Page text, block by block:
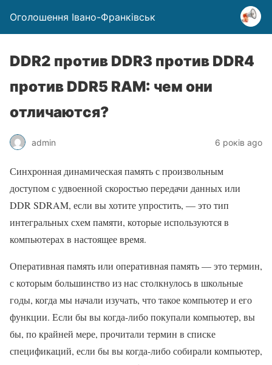
Оголошення Івано-Франківськ
DDR2 против DDR3 против DDR4
против DDR5 RAM: чем они
отличаются?
admin 6 років ago
Синхронная динамическая память с произвольным
доступом с удвоенной скоростью передачи данных или
DDR SDRAM, если вы хотите упростить, — это тип
интегральных схем памяти, которые используются в
компьютерах в настоящее время.
Оперативная память или оперативная память — это термин,
с которым большинство из нас столкнулось в школьные
годы, когда мы начали изучать, что такое компьютер и его
функции. Если бы вы когда-либо покупали компьютер, вы
бы, по крайней мере, прочитали термин в списке
спецификаций, если бы вы когда-либо собирали компьютер,